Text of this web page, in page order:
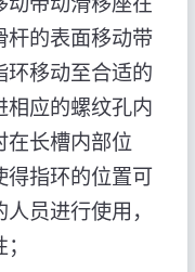
杆的表面移动带
环移动至合适的
相应的螺纹孔内
在长槽内部位
指环的位置可
员进行使用，